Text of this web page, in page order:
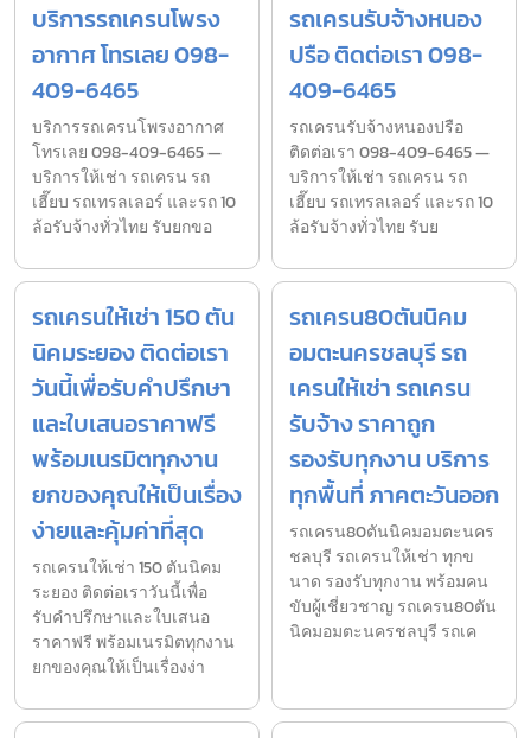
บริการรถเครนโพรง
อากาศ โทรเลย 098-
409-6465
บริการรถเครนโพรงอากาศ
โทรเลย 098-409-6465 —
บริการให้เช่า รถเครน รถ
เฮี๊ยบ รถเทรลเลอร์ และรถ 10
ล้อรับจ้างทั่วไทย รับยกขอ
รถเครนรับจ้างหนอง
ปรือ ติดต่อเรา 098-
409-6465
รถเครนรับจ้างหนองปรือ
ติดต่อเรา 098-409-6465 —
บริการให้เช่า รถเครน รถ
เฮี๊ยบ รถเทรลเลอร์ และรถ 10
ล้อรับจ้างทั่วไทย รับย
รถเครนให้เช่า 150 ตัน
นิคมระยอง ติดต่อเรา
วันนี้เพื่อรับคำปรึกษา
และใบเสนอราคาฟรี
พร้อมเนรมิตทุกงาน
ยกของคุณให้เป็นเรื่อง
ง่ายและคุ้มค่าที่สุด
รถเครนให้เช่า 150 ตันนิคม
ระยอง ติดต่อเราวันนี้เพื่อ
รับคำปรึกษาและใบเสนอ
ราคาฟรี พร้อมเนรมิตทุกงาน
ยกของคุณให้เป็นเรื่องง่า
รถเครน80ตันนิคม
อมตะนครชลบุรี รถ
เครนให้เช่า รถเครน
รับจ้าง ราคาถูก
รองรับทุกงาน บริการ
ทุกพื้นที่ ภาคตะวันออก
รถเครน80ตันนิคมอมตะนคร
ชลบุรี รถเครนให้เช่า ทุกข
นาด รองรับทุกงาน พร้อมคน
ขับผู้เชี่ยวชาญ รถเครน80ตัน
นิคมอมตะนครชลบุรี รถเค